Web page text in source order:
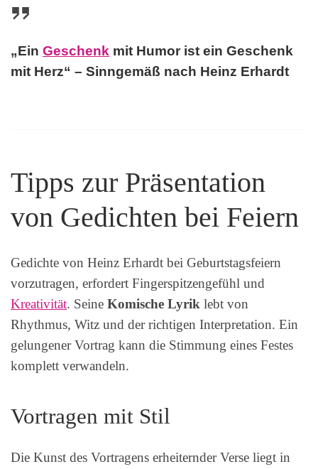
„Ein Geschenk mit Humor ist ein Geschenk
mit Herz“ – Sinngemäß nach Heinz Erhardt
Tipps zur Präsentation
von Gedichten bei Feiern
Gedichte von Heinz Erhardt bei Geburtstagsfeiern
vorzutragen, erfordert Fingerspitzengefühl und
Kreativität. Seine Komische Lyrik lebt von
Rhythmus, Witz und der richtigen Interpretation. Ein
gelungener Vortrag kann die Stimmung eines Festes
komplett verwandeln.
Vortragen mit Stil
Die Kunst des Vortragens erheiternder Verse liegt in